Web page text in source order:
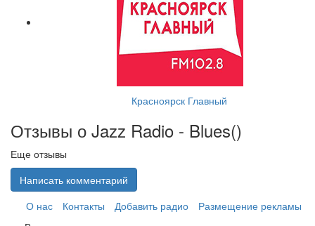
Красноярск Главный
Отзывы о Jazz Radio - Blues()
Еще отзывы
Написать комментарий
О нас
Контакты Добавить радио
Размещение рекламы